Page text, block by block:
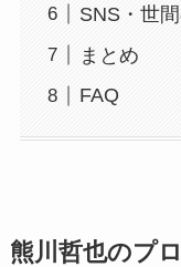
SNS・世
まとめ
FAQ
熊川哲也のプ